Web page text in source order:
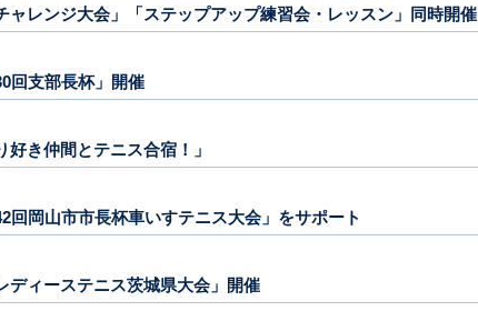
レンジ大会」「ステップアップ練習会・レッスン」同時開催
回支部長杯」開催
き仲間とテニス合宿！」
岡山市市長杯車いすテニス大会」をサポート
ィーステニス茨城県大会」開催